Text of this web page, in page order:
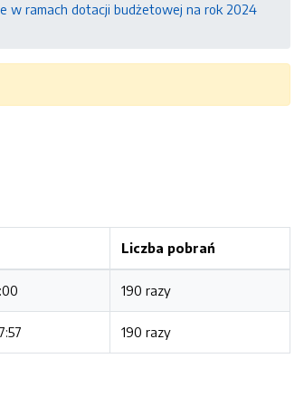
w ramach dotacji budżetowej na rok 2024
Liczba pobrań
190 razy
190 razy